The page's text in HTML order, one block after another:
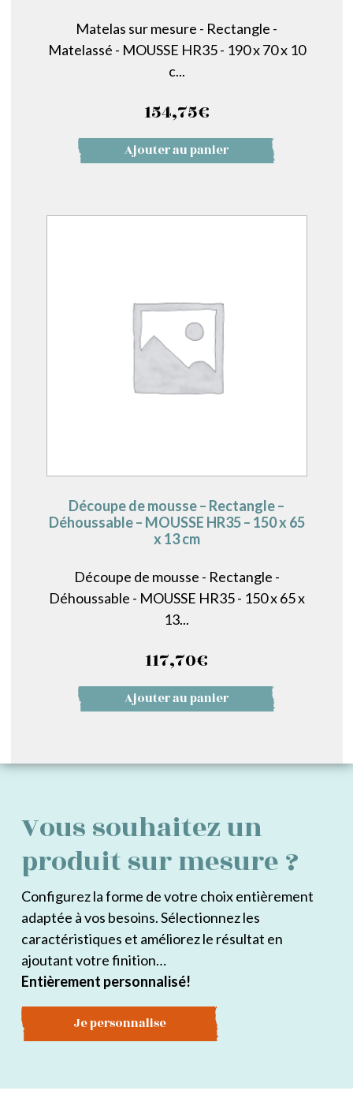
Matelas sur mesure - Rectangle -
Matelassé - MOUSSE HR35 - 190 x 70 x 10
c...
154,75€
Ajouter au panier
Découpe de mousse – Rectangle –
Déhoussable – MOUSSE HR35 – 150 x 65
x 13 cm
Découpe de mousse - Rectangle -
Déhoussable - MOUSSE HR35 - 150 x 65 x
13...
117,70€
Ajouter au panier
Vous souhaitez un
produit sur mesure ?
Configurez la forme de votre choix entièrement
adaptée à vos besoins. Sélectionnez les
caractéristiques et améliorez le résultat en
ajoutant votre finition…
Entièrement personnalisé!
Je personnalise